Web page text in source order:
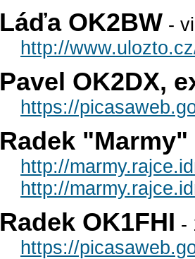
Láďa OK2BW -
http://
Pavel OK2DX,
https://
Radek "Marmy"
http://
http://
Radek OK1FHI -
https://